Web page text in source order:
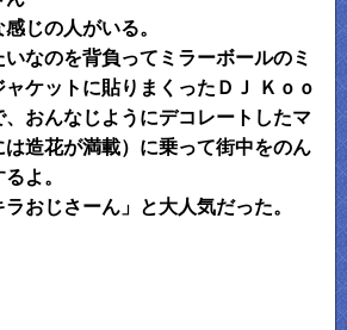
じの人がいる。
なのを背負ってミラーボールのミ
ケットに貼りまくったＤＪ Ｋｏｏ
おんなじようにデコレートしたマ
造花が満載）に乗って街中をのん
よ。
おじさーん」と大人気だった。